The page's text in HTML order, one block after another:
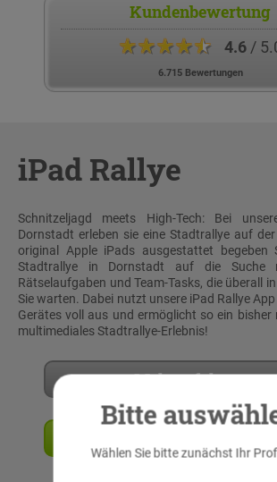
Kundenbewertung
★★★★★ 4.6/
6.715 Bewertungen
iPad Rallye
Schnitzeljagd meets High-Tech: Bei
Dornstadt erleben sie eine Stadtrallye auf
original Apple iPads ausgestattet begeben
Stadtrallye in Dornstadt auf die Suche
Rätselaufgaben und Team-Tasks, die überall
Sie warten. Dabei nutzt unsere iPad Rallye
Gerätes voll aus und ermöglicht so ein bisher
multimediales Stadtrallye-Erlebnis!
Mehr erfahren
Bitte
Wählen Sie bitte zunächst Ihr